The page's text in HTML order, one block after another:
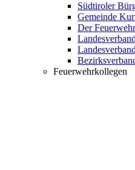
Südtiroler
Gemeinde
Der
Feuerwehrkollegen